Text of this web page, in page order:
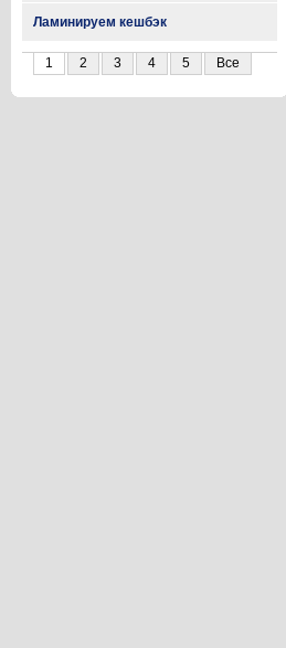
Ламинируем кешбэк
1 2 3 4 5 Все